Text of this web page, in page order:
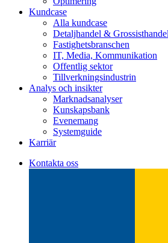
Kundcase
Alla kundcase
Detaljhandel & Grossisthandel
Fastighetsbranschen
IT, Media, Kommunikation
Offentlig sektor
Tillverkningsindustrin
Analys och insikter
Marknadsanalyser
Kunskapsbank
Evenemang
Systemguide
Karriär
Kontakta oss